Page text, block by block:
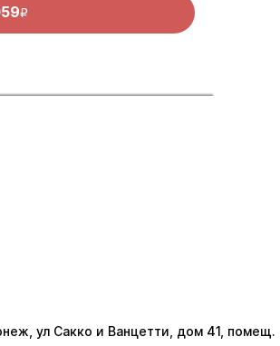
R
ул Сакко и Ванцетти, дом 41, помещ.